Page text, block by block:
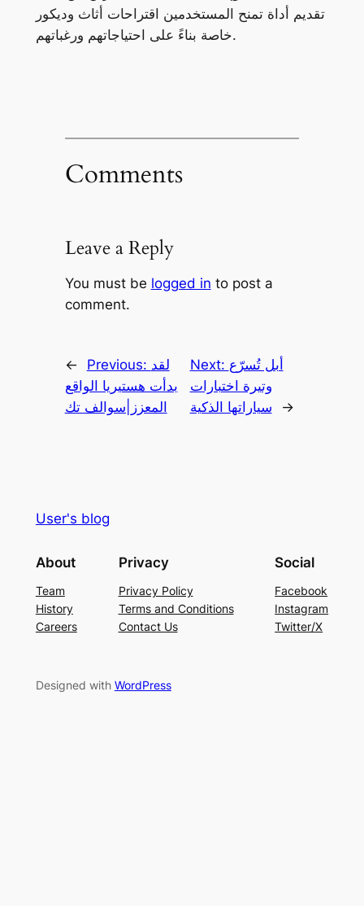
تقديم أداة تمنح المستخدمين اقتراحات أثاث وديكور
خاصة بناءً على احتياجاتهم ورغباتهم.
Comments
Leave a Reply
You must be logged in to post a
comment.
← Previous: لقد
بدأت هستيريا الواقع
المعزز|سوالف تك
Next: أبل تُسرّع
وتيرة اختبارات
سياراتها الذكية
→
User's blog
About
Team
History
Careers
Privacy
Privacy Policy
Terms and Conditions
Contact Us
Social
Facebook
Instagram
Twitter/X
Designed with WordPress